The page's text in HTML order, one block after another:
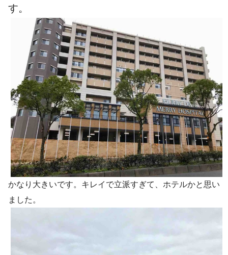
す。
かなり大きいです。キレイで立派すぎて、ホテルかと思い
ました。